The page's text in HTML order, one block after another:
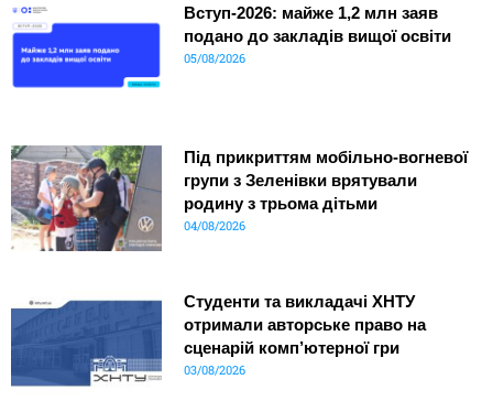
Вступ-2026: майже 1,2 млн заяв
подано до закладів вищої освіти
05/08/2026
Під прикриттям мобільно-вогневої
групи з Зеленівки врятували
родину з трьома дітьми
04/08/2026
Студенти та викладачі ХНТУ
отримали авторське право на
сценарій комп’ютерної гри
03/08/2026